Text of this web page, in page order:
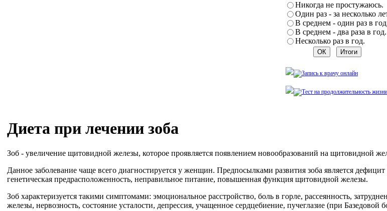
Никогда не простужаюсь.
Один раз - за несколько
В среднем - один раз в
В среднем - два раза в год.
Несколько раз в год.
Диета при лечении зоба
Зоб - увеличение щитовидной железы, которое проявляется появлением новообразований на щитовидной
Данное заболевание чаще всего диагностируется у женщин. Предпосылками развития зоба является
генетическая предрасположенность, неправильное питание, повышенная функция щитовидной железы.
Зоб характеризуется такими симптомами: эмоциональное расстройство, боль в горле, рассеянность,
железы, нервозность, состояние усталости, депрессия, учащенное сердцебиение, пучеглазие (при Базедовой